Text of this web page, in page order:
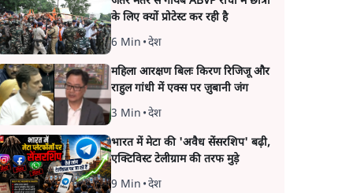
के लिए क्यों प्रोटेस्ट कर रही है
6 Min •देश
महिला आरक्षण बिलः किरण रिजिजू और
राहुल गांधी में एक्स पर ज़ुबानी जंग
3 Min •देश
भारत में मेटा की 'अवैध सेंसरशिप' बढ़ी,
एक्टिविस्ट टेलीग्राम की तरफ मुड़े
9 Min •देश